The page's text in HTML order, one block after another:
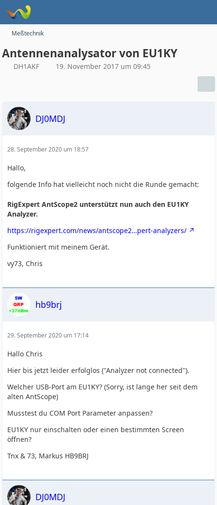
Meßtechnik
Antennenanalysator von EU1KY
DH1AKF 19. November 2017 um 09:45
DJ0MDJ
28. September 2020 um 18:57
Hallo,
folgende Info hat vielleicht noch nicht die Runde gemacht:
RigExpert AntScope2 unterstützt nun auch den EU1KY
Analyzer.
https://rigexpert.com/news/antscope2…pert-analyzers/
Funktioniert mit meinem Gerät.
vy73, Chris
hb9brj
29. September 2020 um 17:14
Hallo Chris
Hier bis jetzt leider erfolglos ("Analyzer not connected").
Welcher USB-Port am EU1KY? (Sorry, ist lange her seit dem
alten AntScope)
Musstest du COM Port Parameter anpassen?
EU1KY nur einschalten oder einen bestimmten Screen
öffnen?
Tnx & 73, Markus HB9BRJ
DJ0MDJ